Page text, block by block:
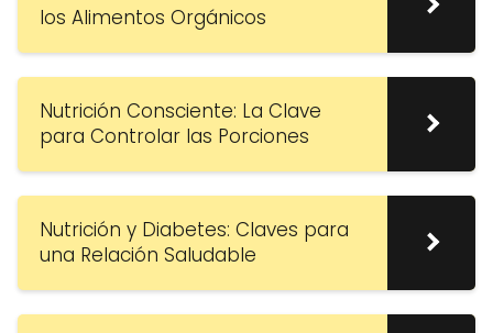
los Alimentos Orgánicos
Nutrición Consciente: La Clave
para Controlar las Porciones
Nutrición y Diabetes: Claves para
una Relación Saludable